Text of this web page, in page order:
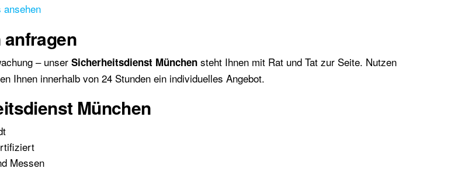
ansehen
– unser Sicherheitsdienst München steht Ihnen mit Rat und Tat zur Seite. Nutzen
Ihnen innerhalb von 24 Stunden ein individuelles Angebot.
München
Messen